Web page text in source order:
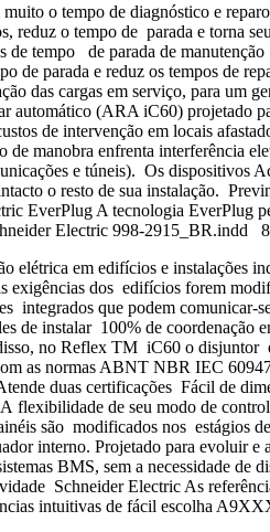
o tempo de diagnóstico e
reduz o tempo de parada e torna
de tempo de parada de
de parada e reduz os tempos de
das cargas em serviço, para um
(ARA iC60) projetado
de intervenção em locais
manobra enfrenta interferência
e túneis). Os
o resto de sua instalação.
EverPlug A tecnologia EverPlug
Electric 998-
elétrica em edifícios e instalações
exigências dos edifícios forem
integrados que podem
de instalar 100% de
no Reflex TM iC60 o
as normas ABNT NBR IEC
duas certificações Fácil de
flexibilidade de seu modo de
são modificados nos
interno. Projetado para evoluir e
BMS, sem a necessidade
Schneider Electric As
intuitivas de fácil escolha